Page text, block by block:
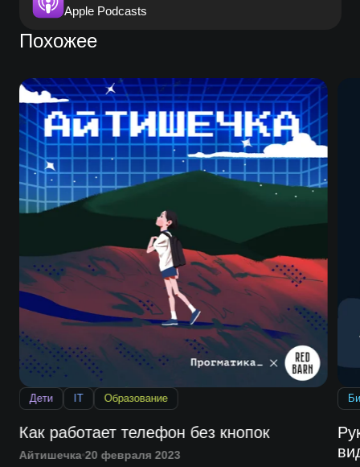
Apple Podcasts
Похожее
Дети IT Образование
Как работает телефон без кнопок
Айтишечка 20 февраля 2023